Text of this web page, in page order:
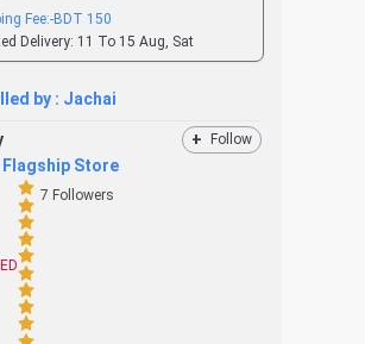
Fee:-BDT 150
Delivery: 11 To 15 Aug, Sat
by : Jachai
+ Follow
Store
7 Followers